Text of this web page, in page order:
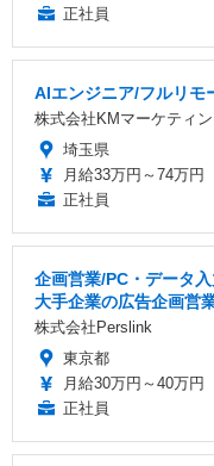
正社員
AIエンジニア/フルリモ
株式会社KMマーケティ
埼玉県
月給33万円～74万円
正社員
企画営業/PC・データ
大手企業の広告企画営
株式会社Perslink
東京都
月給30万円～40万円
正社員